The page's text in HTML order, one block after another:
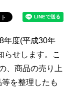
年度(平成30年
らせします。こ
、商品の売り上
を整理したも